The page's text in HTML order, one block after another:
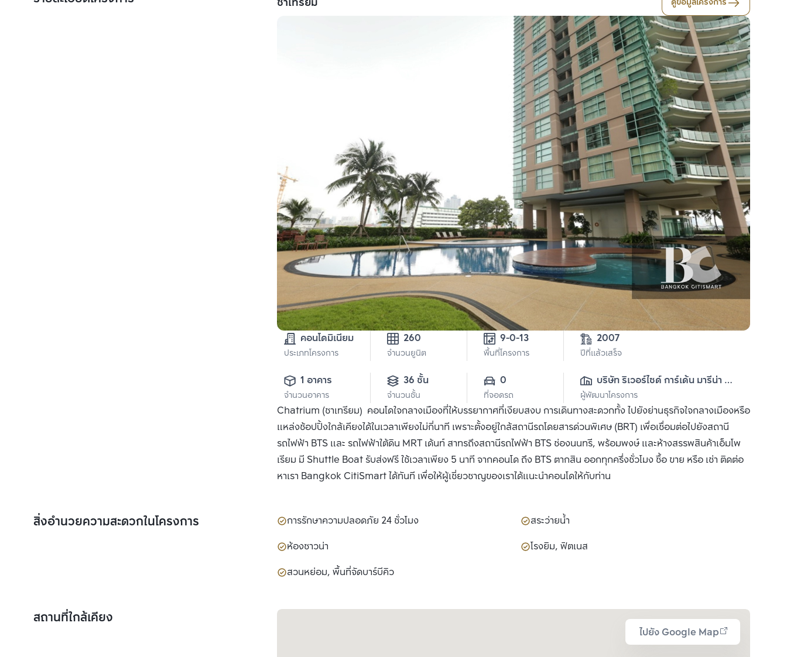
ดูข้อมูลโครงการ
คอนโดมิเนียม
ประเภทโครงการ
260
จำนวนยูนิต
9-0-13
พื้นที่โครงการ
2007
ปีที่แล้วเสร็จ
1 อาคาร
จำนวนอาคาร
36 ชั้น
จำนวนชั้น
0
ที่จอดรถ
บริษัท ริเวอร์ไซด์ การ์เด้น มารีน่า
จำกัด
ผู้พัฒนาโครงการ
Chatrium (ชาเทรียม) คอนโดใจกลางเมืองที่ให้บรรยากาศที่เงียบสงบ การเดินทางสะดวกทั้ง ไปยังย่านธุรกิจใจกลางเมืองหรือ
แหล่งช้อปปิ้งใกล้เคียงได้ในเวลาเพียงไม่กี่นาที เพราะตั้งอยู่ใกล้สถานีรถโดยสารด่วนพิเศษ (BRT) เพื่อเชื่อมต่อไปยังสถานี
รถไฟฟ้า BTS และ รถไฟฟ้าใต้ดิน MRT เด้นท์ สาทรถึงสถานีรถไฟฟ้า BTS ช่องนนทรี, พร้อมพงษ์ และห้างสรรพสินค้าเอ็มโพ
เรียม มี Shuttle Boat รับส่งฟรี ใช้เวลาเพียง 5 นาที จากคอนโด ถึง BTS ตากสิน ออกทุกครึ่งชั่วโมง ซื้อ ขาย หรือ เช่า ติดต่อ
หาเรา Bangkok CitiSmart ได้ทันที เพื่อให้ผู้เชี่ยวชาญของเราได้แนะนำคอนโดให้กับท่าน
สิ่งอำนวยความสะดวกในโครงการ การรักษาความปลอดภัย 24 ชั่วโมง
สระว่ายน้ำ
ห้องซาวน่า
โรงยิม, ฟิตเนส
สวนหย่อม, พื้นที่จัดบาร์บีคิว
สถานที่ใกล้เคียง
ไปยัง Google Map